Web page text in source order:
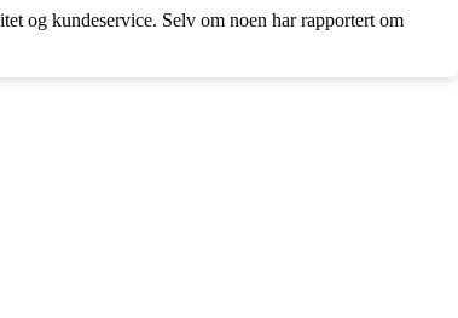
og kundeservice. Selv om noen har rapportert om